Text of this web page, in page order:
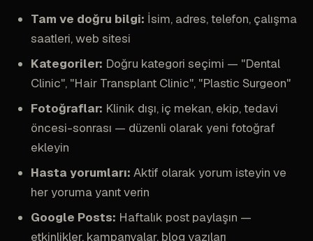
Tam ve doğru bilgi: İsim, adres, telefon, çalışma
saatleri, web sitesi
Kategoriler: Doğru kategori seçimi — "Dental
Clinic", "Hair Transplant Clinic", "Plastic Surgeon"
Fotoğraflar: Klinik dışı, iç mekan, ekip, tedavi
öncesi-sonrası — düzenli olarak yeni fotoğraf
ekleyin
Hasta yorumları: Aktif olarak yorum isteyin ve
her yoruma yanıt verin
Google Posts: Haftalık post paylaşın —
etkinlikler, kampanyalar, blog yazıları